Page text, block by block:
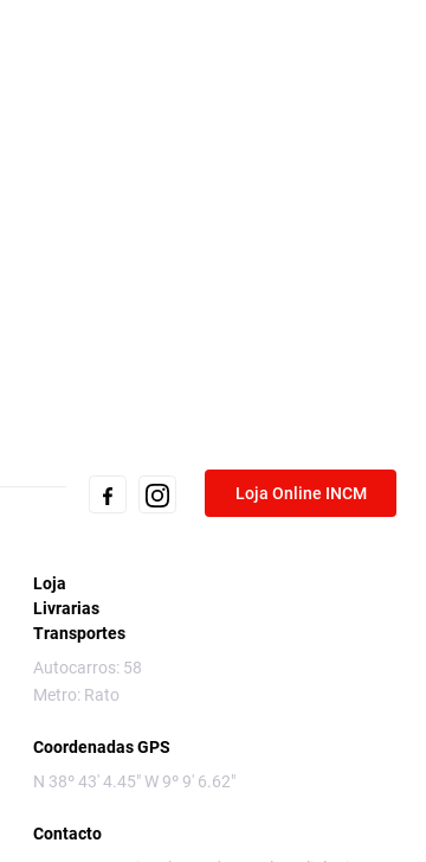
Loja Online INCM
Loja
Livrarias
Transportes
Autocarros: 58
Metro: Rato
Coordenadas GPS
N 38º 43' 4.45" W 9º 9' 6.62"
Contacto